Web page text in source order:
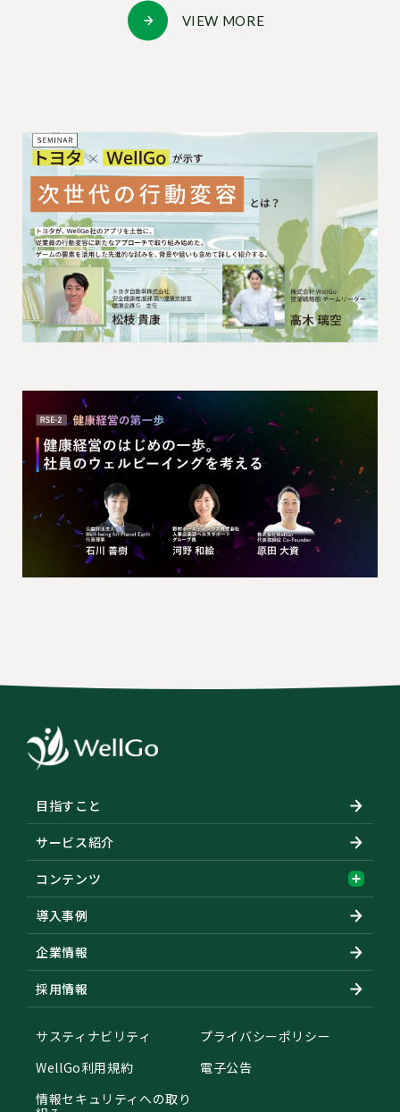
VIEW MORE
目指すこと
サービス紹介
コンテンツ
導入事例
企業情報
採用情報
サスティナビリティ
プライバシーポリシー
WellGo利用規約
電子公告
情報セキュリティへの取り